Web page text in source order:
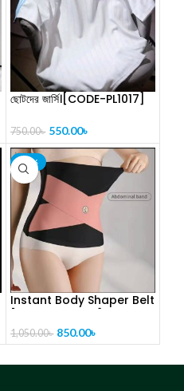
ছোটদের জার্সি।[CODE-PL1017]
750.00৳ 550.00৳
-19%
Instant Body Shaper Belt
1,050.00৳ 850.00৳